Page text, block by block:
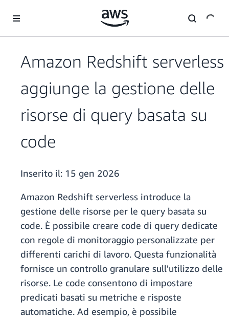
Amazon Redshift serverless
aggiunge la gestione delle
risorse di query basata su
code
Inserito il: 15 gen 2026
Amazon Redshift serverless introduce la
gestione delle risorse per le query basata su
code. È possibile creare code di query dedicate
con regole di monitoraggio personalizzate per
differenti carichi di lavoro. Questa funzionalità
fornisce un controllo granulare sull'utilizzo delle
risorse. Le code consentono di impostare
predicati basati su metriche e risposte
automatiche. Ad esempio, è possibile